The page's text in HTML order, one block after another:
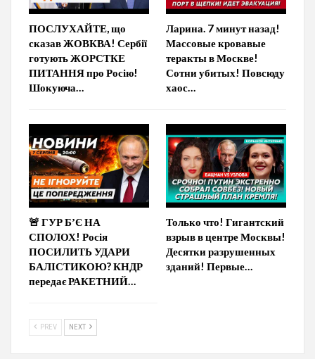
ПОСЛУХАЙТЕ, що
сказав ЖОВКВА! Сербії
готують ЖОРСТКЕ
ПИТАННЯ про Росію!
Шокуюча…
Ларина. 7 минут назад!
Массовые кровавые
теракты в Москве!
Сотни убитых! Повсюду
хаос…
🚨 ГУР БʼЄ НА
СПОЛОХ! Росія
ПОСИЛИТЬ УДАРИ
БАЛІСТИКОЮ? КНДР
передає РАКЕТНИЙ…
Только что! Гигантский
взрыв в центре Москвы!
Десятки разрушенных
зданий! Первые…
PREV NEXT